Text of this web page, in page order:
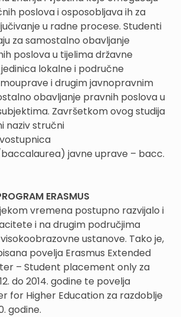
poslova i osposobljava ih za
u radne procese. Studenti
za samostalno obavljanje
poslova u tijelima državne
lokalne i područne
i drugim javnopravnim
obavljanje pravnih poslova u
Završetkom ovog studija
naziv stručni
javne uprave – bacc.
ERASMUS
vremena postupno razvijalo i
i na drugim područjima
ustanove. Tako je,
povelja Erasmus Extended
– Student placement only za
do 2014. godine te povelja
for Higher Education za razdoblje
godine.